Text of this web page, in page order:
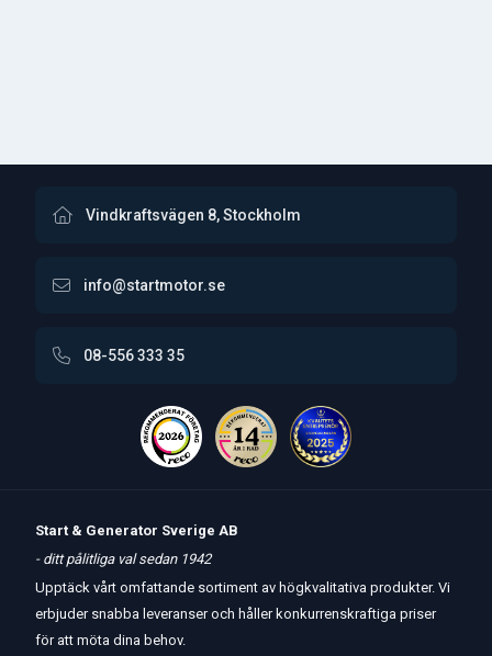
Vindkraftsvägen 8, Stockholm
info@startmotor.se
08-556 333 35
Start & Generator Sverige AB
- ditt pålitliga val sedan 1942
Upptäck vårt omfattande sortiment av högkvalitativa produkter. Vi
erbjuder snabba leveranser och håller konkurrenskraftiga priser
för att möta dina behov.